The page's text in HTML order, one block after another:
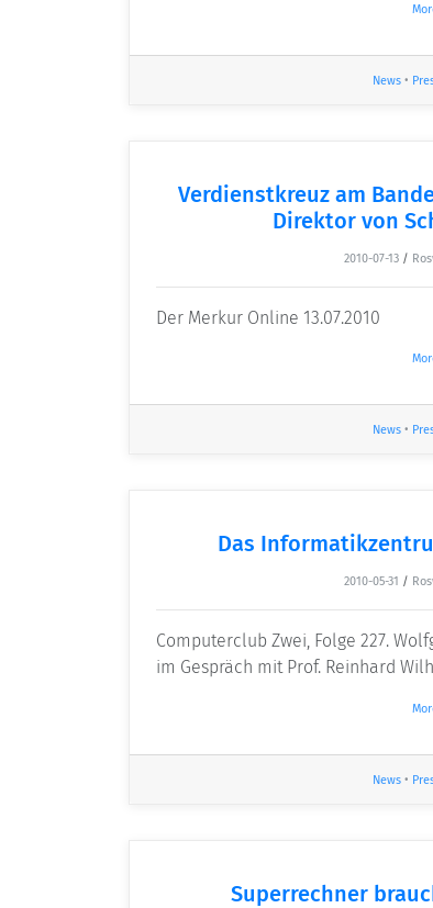
News•
Verdienstkreuz am
Direktor von
2010-07-13 /
Der Merkur Online 13.07.2010
News•
Das
2010-05-31 /
Computerclub Zwei, Folge 227.
im Gespräch mit Prof. Reinhard
News•
Superrechner